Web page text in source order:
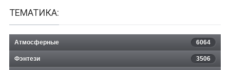
ТЕМАТИКА:
Атмосферные 6064
Фэнтези 3506